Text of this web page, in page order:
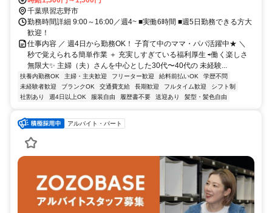
千葉県習志野市
勤務時間詳細 9:00～16:00／週4~ ■実働6時間 ■週5日勤務できる方大
歓迎！
仕事内容 ／ 週4日から勤務OK！ 子育て中のママ・パパ活躍中★ ＼
秒で覚えられる簡単作業 ＋ 充実しすぎている福利厚生 ⇨働く楽しさ
無限大✨️ 主婦（夫）さんを中心とした30代〜40代の 未経験...
扶養内勤務OK 主婦・主夫歓迎 フリーター歓迎 給料前払いOK
学歴不問
未経験者歓迎
ブランクOK 交通費支給 長期歓迎 フルタイム歓迎
シフト制
社割あり
週4日以上OK 服装自由 履歴書不要 送迎あり 髪型・髪色自由
アルバイト・パート